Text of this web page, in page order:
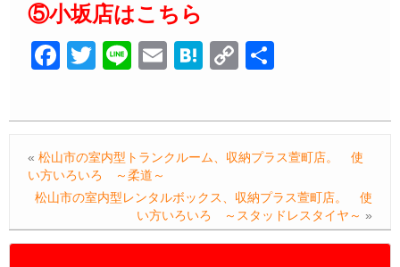
⑤小坂店はこちら
F
c
b
o
o
T
tt
Li
e
E
ail
H
e
a
C
p
Li
n
k
« 松山市の室内型トランクルーム、収納プラス萱町店。 使
い方いろいろ ～柔道～
松山市の室内型レンタルボックス、収納プラス萱町店。 使
い方いろいろ ～スタッドレスタイヤ～ »